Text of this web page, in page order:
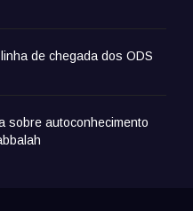
de chegada dos ODS
sobre autoconhecimento